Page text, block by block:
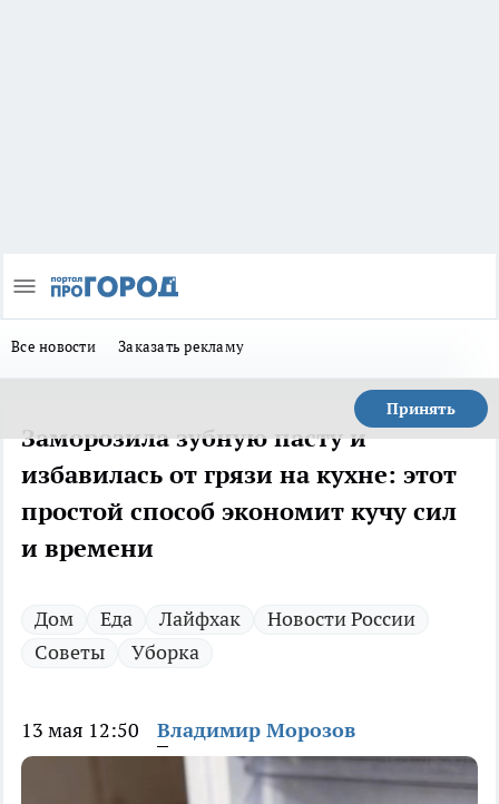
Все новости Заказать рекламу
Принять
Заморозила зубную пасту и
избавилась от грязи на кухне: этот
простой способ экономит кучу сил
и времени
Дом Еда Лайфхак
Новости России
Советы
Уборка
13 мая 12:50 Владимир Морозов